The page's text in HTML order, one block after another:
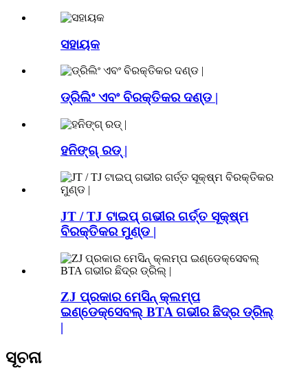
ସହାୟକ
ଡ୍ରିଲିଂ ଏବଂ ବିରକ୍ତିକର ଦଣ୍ଡ |
ହନିଙ୍ଗ୍ ରଡ୍ |
JT / TJ ଟାଇପ୍ ଗଭୀର ଗର୍ତ୍ତ ସୂକ୍ଷ୍ମ
ବିରକ୍ତିକର ମୁଣ୍ଡ |
ZJ ପ୍ରକାର ମେସିନ୍ କ୍ଲମ୍ପ
ଇଣ୍ଡେକ୍ସେବଲ୍ BTA ଗଭୀର ଛିଦ୍ର ଡ୍ରିଲ୍
|
ସୂଚନା